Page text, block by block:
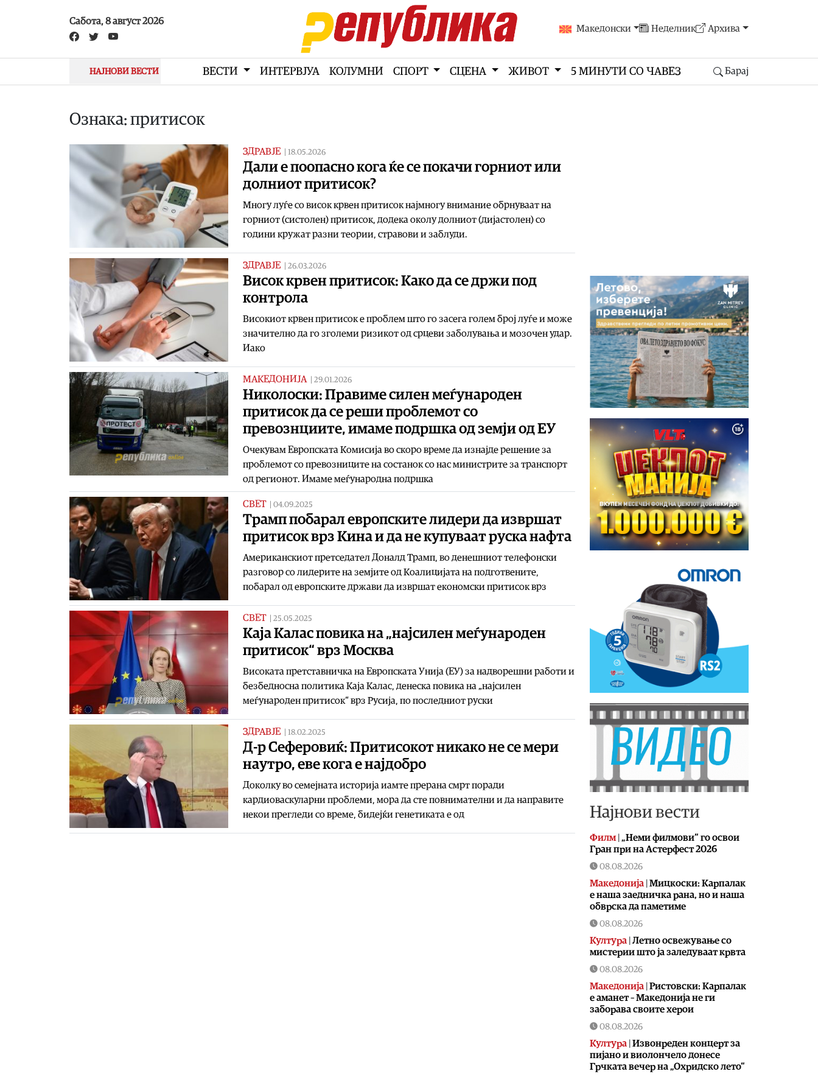
Сабота, 8 август 2026
Македонски Неделник Архива
НАЈНОВИ ВЕСТИ ВЕСТИ ИНТЕРВЈУА КОЛУМНИ СПОРТ СЦЕНА ЖИВОТ 5 МИНУТИ СО ЧАВЕЗ Барај
Ознака: притисок
ЗДРАВЈЕ | 18.05.2026
Дали е поопасно кога ќе се покачи горниот или
долниот притисок?
Многу луѓе со висок крвен притисок најмногу внимание обрнуваат на
горниот (систолен) притисок, додека околу долниот (дијастолен) со
години кружат разни теории, стравови и заблуди.
ЗДРАВЈЕ | 26.03.2026
Висок крвен притисок: Како да се држи под
контрола
Високиот крвен притисок е проблем што го засега голем број луѓе и може
значително да го зголеми ризикот од срцеви заболувања и мозочен удар.
Иако
МАКЕДОНИЈА | 29.01.2026
Николоски: Правиме силен меѓународен
притисок да се реши проблемот со
превознциите, имаме подршка од земји од ЕУ
Очекувам Европската Комисија во скоро време да изнајде решение за
проблемот со превозниците на состанок со нас министрите за транспорт
од регионот. Имаме меѓународна подршка
СВЕТ | 04.09.2025
Трамп побарал европските лидери да извршат
притисок врз Кина и да не купуваат руска нафта
Американскиот претседател Доналд Трамп, во денешниот телефонски
разговор со лидерите на земјите од Коалицијата на подготвените,
побарал од европските држави да извршат економски притисок врз
СВЕТ | 25.05.2025
Каја Калас повика на „најсилен меѓународен
притисок“ врз Москва
Високата претставничка на Европската Унија (ЕУ) за надворешни работи и
безбедносна политика Каја Калас, денеска повика на „најсилен
меѓународен притисок“ врз Русија, по последниот руски
ЗДРАВЈЕ | 18.02.2025
Д-р Сеферовиќ: Притисокот никако не се мери
наутро, еве кога е најдобро
Доколку во семејната историја иамте прерана смрт поради
кардиоваскуларни проблеми, мора да сте повнимателни и да направите
некои прегледи со време, бидејќи генетиката е од
Најнови вести
Филм | „Неми филмови“ го освои
Гран при на Астерфест 2026
08.08.2026
Македонија | Мицкоски: Карпалак
е наша заедничка рана, но и наша
обврска да паметиме
08.08.2026
Култура | Летно освежување со
мистерии што ја заледуваат крвта
08.08.2026
Македонија | Ристовски: Карпалак
е аманет – Македонија не ги
заборава своите херои
08.08.2026
Култура | Извонреден концерт за
пијано и виолончело донесе
Грчката вечер на „Охридско лето“